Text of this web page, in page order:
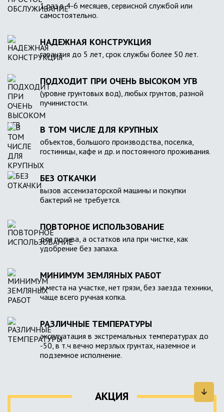
1 раз в 4-6 месяцев, сервисной службой или
самостоятельно.
НАДЕЖНАЯ КОНСТРУКЦИЯ
гарантия до 5 лет, срок службы более 50 лет.
ПОДХОДИТ ПРИ ОЧЕНЬ ВЫСОКОМ УГВ
(уровне грунтовых вод), любых грунтов, разной
пучинистости.
В ТОМ ЧИСЛЕ ДЛЯ КРУПНЫХ
объектов, большого производства, поселка,
гостиницы, кафе и др. и постоянного проживания.
БЕЗ ОТКАЧКИ
вызов ассенизаторской машины и покупки
бактерий не требуется.
ПОВТОРНОЕ ИСПОЛЬЗОВАНИЕ
для полива, а остатков ила при чистке, как
удобрение без запаха.
МИНИМУМ ЗЕМЛЯНЫХ РАБОТ
и места на участке, нет грязи, без заезда техники,
чаще всего ручная копка.
РАЗЛИЧНЫЕ ТЕМПЕРАТУРЫ
эксплуатация в экстремальных температурах до
-50, в т.ч вечно мерзлых грунтах, наземное и
подземное исполнение.
АКЦИЯ